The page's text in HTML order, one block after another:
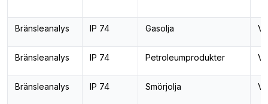
Bränsleanalys IP 74 Gasolja
Bränsleanalys IP 74 Petroleumprodukter
Bränsleanalys IP 74 Smörjolja